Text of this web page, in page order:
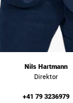
Nils Hartmann
Direktor
+41 79 3236979